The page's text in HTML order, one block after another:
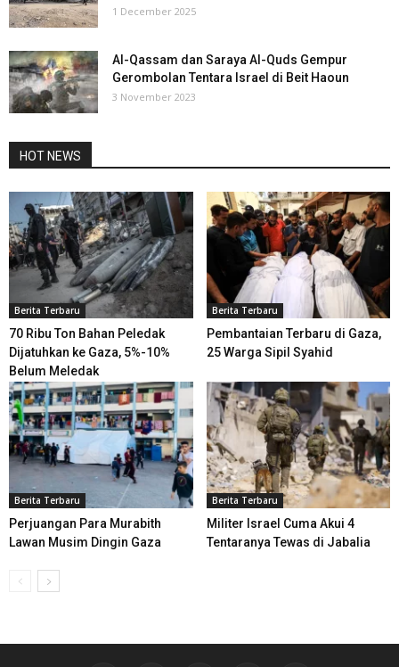
1 December 2025
Al-Qassam dan Saraya Al-Quds Gempur
Gerombolan Tentara Israel di Beit Haoun
3 November 2023
HOT NEWS
Berita Terbaru
70 Ribu Ton Bahan Peledak
Dijatuhkan ke Gaza, 5%-10%
Belum Meledak
Berita Terbaru
Pembantaian Terbaru di Gaza,
25 Warga Sipil Syahid
Berita Terbaru
Perjuangan Para Murabith
Lawan Musim Dingin Gaza
Berita Terbaru
Militer Israel Cuma Akui 4
Tentaranya Tewas di Jabalia